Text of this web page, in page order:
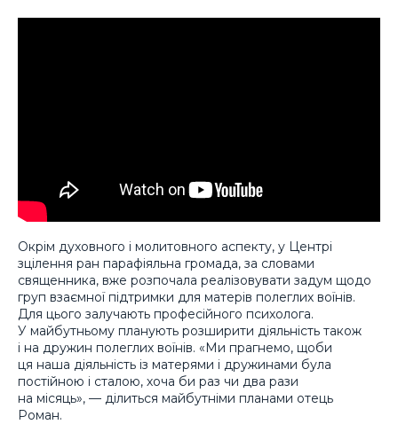
Окрім духовного і молитовного аспекту, у Центрі
зцілення ран парафіяльна громада, за словами
священника, вже розпочала реалізовувати задум щодо
груп взаємної підтримки для матерів полеглих воїнів.
Для цього залучають професійного психолога.
У майбутньому планують розширити діяльність також
і на дружин полеглих воїнів. «Ми прагнемо, щоби
ця наша діяльність із матерями і дружинами була
постійною і сталою, хоча би раз чи два рази
на місяць», — ділиться майбутніми планами отець
Роман.